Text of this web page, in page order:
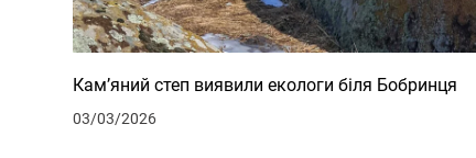
Кам’яний степ виявили екологи біля Бобринця
03/03/2026